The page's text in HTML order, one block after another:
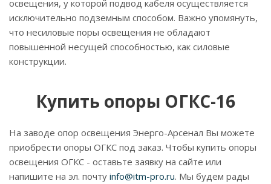
освещения, у которой подвод кабеля осуществляется
исключительно подземным способом. Важно упомянуть,
что несиловые поры освещения не обладают
повышенной несущей способностью, как силовые
конструкции.
Купить опоры ОГКС-16
На заводе опор освещения Энерго-Арсенал Вы можете
приобрести опоры ОГКС под заказ. Чтобы купить опоры
освещения ОГКС - оставьте заявку на сайте или
напишите на эл. почту info@itm-pro.ru. Мы будем рады